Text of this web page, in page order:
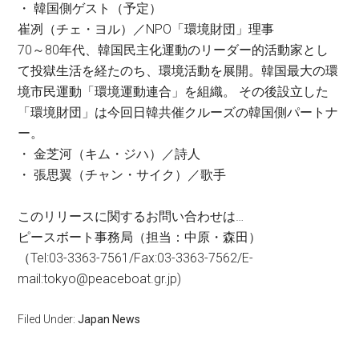
・ 韓国側ゲスト（予定）
崔冽（チェ・ヨル）／NPO「環境財団」理事
70～80年代、韓国民主化運動のリーダー的活動家とし
て投獄生活を経たのち、環境活動を展開。韓国最大の環
境市民運動「環境運動連合」を組織。 その後設立した
「環境財団」は今回日韓共催クルーズの韓国側パートナ
ー。
・ 金芝河（キム・ジハ）／詩人
・ 張思翼（チャン・サイク）／歌手
このリリースに関するお問い合わせは…
ピースボート事務局（担当：中原・森田）
（Tel:03-3363-7561/Fax:03-3363-7562/E-
mail:tokyo@peaceboat.gr.jp)
Filed Under:Japan News